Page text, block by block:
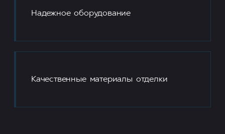
Надежное оборудование
Качественные материалы отделки